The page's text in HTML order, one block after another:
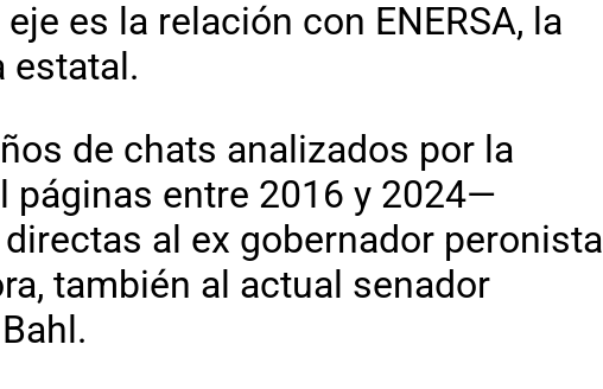
es la relación con ENERSA, la
estatal.
de chats analizados por la
entre 2016 y 2024—
al ex gobernador peronista
también al actual senador